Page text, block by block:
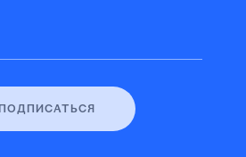
ПОДПИСАТЬСЯ